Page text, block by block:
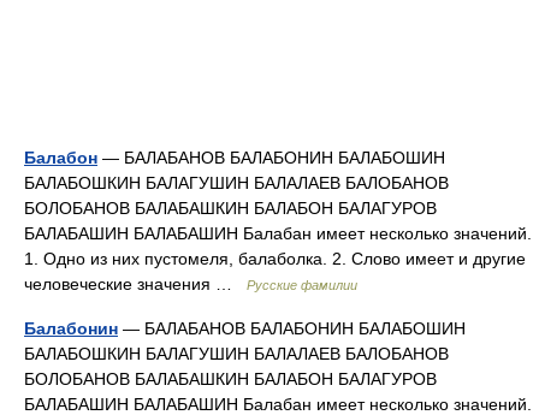
Балабон — БАЛАБАНОВ БАЛАБОНИН БАЛАБОШИН
БАЛАБОШКИН БАЛАГУШИН БАЛАЛАЕВ БАЛОБАНОВ
БОЛОБАНОВ БАЛАБАШКИН БАЛАБОН БАЛАГУРОВ
БАЛАБАШИН БАЛАБАШИН Балабан имеет несколько значений.
1. Одно из них пустомеля, балаболка. 2. Слово имеет и другие
человеческие значения …
Русские фамилии
Балабонин — БАЛАБАНОВ БАЛАБОНИН БАЛАБОШИН
БАЛАБОШКИН БАЛАГУШИН БАЛАЛАЕВ БАЛОБАНОВ
БОЛОБАНОВ БАЛАБАШКИН БАЛАБОН БАЛАГУРОВ
БАЛАБАШИН БАЛАБАШИН Балабан имеет несколько значений.